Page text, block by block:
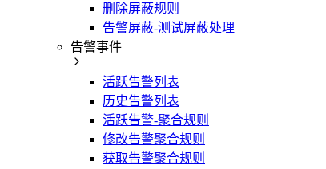
删除屏蔽规则
告警屏蔽-测试屏蔽处理
告警事件
活跃告警列表
历史告警列表
活跃告警-聚合规则
修改告警聚合规则
获取告警聚合规则